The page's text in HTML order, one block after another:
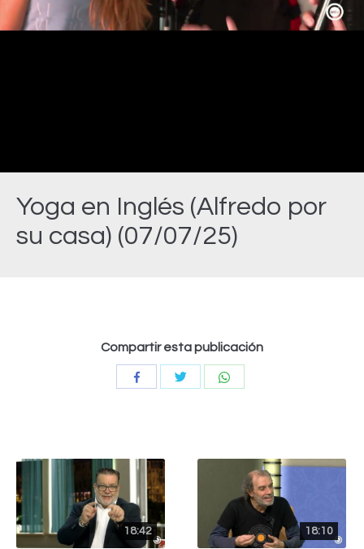
Yoga en Inglés (Alfredo por
su casa) (07/07/25)
Video
Compartir esta publicación
CompartirCompartir
18:42 18:10